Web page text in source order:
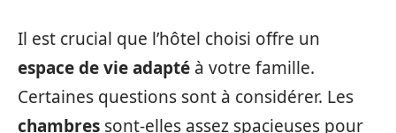
Il est crucial que l’hôtel choisi offre un
espace de vie adapté à votre famille.
Certaines questions sont à considérer. Les
chambres sont-elles assez spacieuses pour